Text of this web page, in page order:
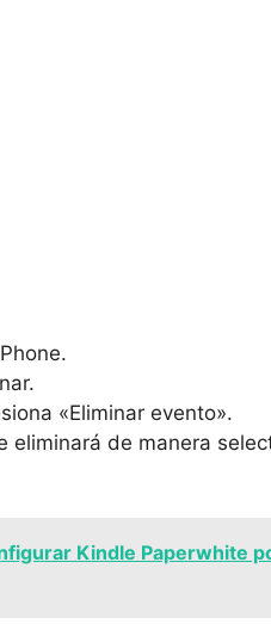
«Eliminar evento».
‌eliminará de manera
Kindle Paperwhite